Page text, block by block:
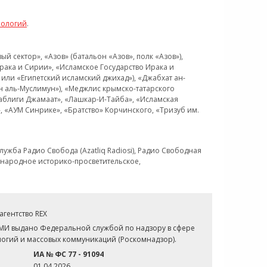
.
«Азов» (батальон «Азов», полк «Азов»),
и Сирии», «Исламское Государство Ирака и
«Египетский исламский джихад»), «Джабхат ан-
Муслимун»), «Меджлис крымско-татарского
Джамаат», «Лашкар-И-Тайба», «Исламская
Синрике», «Братство» Корчинского, «Тризуб им.
Радио Свобода (Azatliq Radiosi), Радио Свободная
историко-просветительское,
REX
выдано Федеральной службой по надзору в сфере
и массовых коммуникаций (Роскомнадзор).
ИА № ФС 77 - 91094